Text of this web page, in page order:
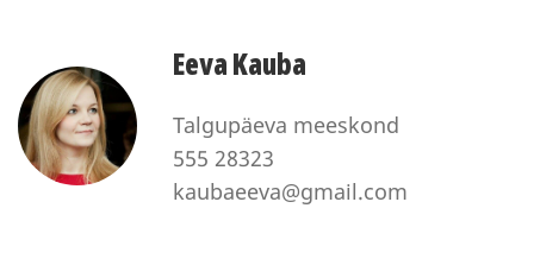
Eeva Kauba
Talgupäeva meeskond
555 28323
kaubaeeva@gmail.com